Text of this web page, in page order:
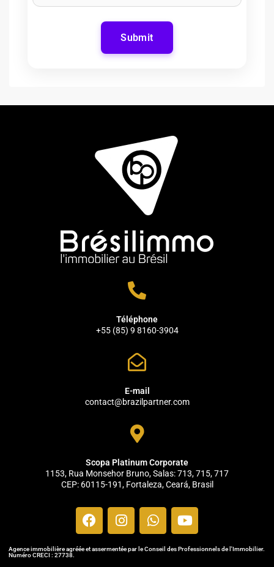
Submit
Téléphone
+55 (85) 9 8160-3904
E-mail
contact@brazilpartner.com
Scopa Platinum Corporate
1153, Rua Monsehor Bruno, Salas: 713, 715, 717
CEP: 60115-191, Fortaleza, Ceará, Brasil
Agence immobilière agréée et assermentée par le Conseil des Professionnels de l'Immobilier.
Numéro CRECI : 27738.